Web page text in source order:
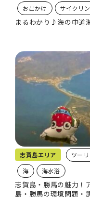
お出かけ
サイクリ
まるわかり♪海の中道
志賀島エリア ツー
海
海水浴
志賀島・勝馬の魅力！
島・勝馬の環境問題・